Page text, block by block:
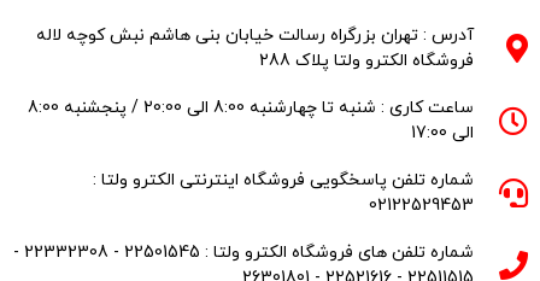
آدرس : تهران بزرگراه رسالت خیابان بنی هاشم نبش کوچه لاله
فروشگاه الکترو ولتا پلاک 288
ساعت کاری : شنبه تا چهارشنبه 8:00 الی 20:00 / پنجشنبه 8:00
الی 17:00
شماره تلفن پاسخگویی فروشگاه اینترنتی الکترو ولتا :
02122529453
شماره تلفن های فروشگاه الکترو ولتا : 22501545 - 22332308 -